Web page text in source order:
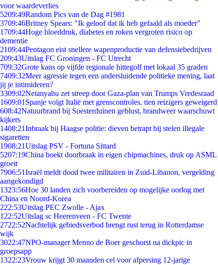
voor waardeverlies
5209:49Random Pics van de Dag #1981
3709:46Britney Spears: "Ik geloof dat ik heb gefaald als moeder"
1709:44Hoge bloeddruk, diabetes en roken vergroten risico op
dementie
2109:44Pentagon eist snellere wapenproductie van defensiebedrijven
209:43Uitslag FC Groningen - FC Utrecht
709:32Grote kans op vijfde regionale hittegolf met lokaal 35 graden
7409:32Meer agressie tegen een andersluidende politieke mening, laat
jij je intimideren?
3309:02Netanyahu zet streep door Gaza-plan van Trumps Vredesraad
1609:01 Spanje volgt Italië met grenscontroles, tien reizigers geweigerd
608:42Natuurbrand bij Soesterduinen geblust, brandweer waarschuwt
kijkers
1408:21Inbraak bij Haagse politie: dieven betrapt bij stelen illegale
sigaretten
1908:21Uitslag PSV - Fortuna Sittard
5207:19China boekt doorbraak in eigen chipmachines, druk op ASML
groeit
7906:51Israël meldt dood twee militairen in Zuid-Libanon, vergelding
aangekondigd
1323:56Hoe 30 landen zich voorbereiden op mogelijke oorlog met
China en Noord-Korea
222:53Uitslag PEC Zwolle - Ajax
1 22:52Uitslag sc Heerenveen - FC Twente
2722:52Nachtelijk gebiedsverbod brengt rust terug in Rotterdamse
wijk
3022:47NPO-manager Menno de Boer geschorst na dickpic in
groepsapp
1322:23Vrouw krijgt 30 maanden cel voor afpersing 12-jarige